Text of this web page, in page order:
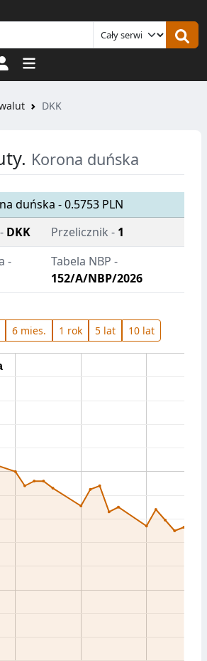
Logowanie
DKK
Korona duńska
duńska - 0.5753 PLN
DKK Przelicznik - 1
-
Tabela NBP -
152/A/NBP/2026
6 mies. 1 rok 5 lat 10 lat